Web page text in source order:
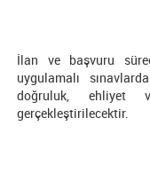
İlan ve başvuru
uygulamalı
doğruluk, ehliyet
gerçekleştirilecektir.